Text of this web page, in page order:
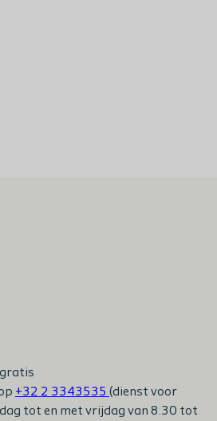
+32 2 3343535 (dienst voor
tot en met vrijdag van 8.30 tot